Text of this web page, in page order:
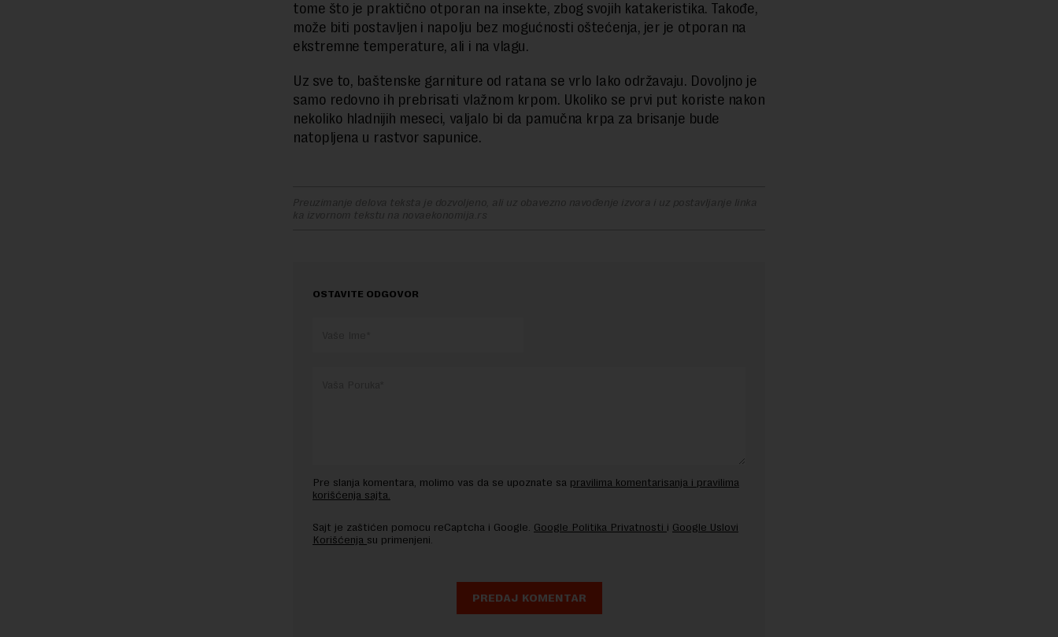
tome što je praktično otporan na insekte, zbog svojih katakeristika. Takođe,
može biti postavljen i napolju bez mogućnosti oštećenja, jer je otporan na
ekstremne temperature, ali i na vlagu.
Uz sve to, baštenske garniture od ratana se vrlo lako održavaju. Dovoljno je
samo redovno ih prebrisati vlažnom krpom. Ukoliko se prvi put koriste nakon
nekoliko hladnijih meseci, valjalo bi da pamučna krpa za brisanje bude
natopljena u rastvor sapunice.
Preuzimanje delova teksta je dozvoljeno, ali uz obavezno navođenje izvora i uz postavljanje linka
ka izvornom tekstu na novaekonomija.rs
OSTAVITE ODGOVOR
Pre slanja komentara, molimo vas da se upoznate sa pravilima komentarisanja i pravilima
korišćenja sajta.
Sajt je zaštićen pomocu reCaptcha i Google. Google Politika Privatnosti i Google Uslovi
Korišćenja su primenjeni.